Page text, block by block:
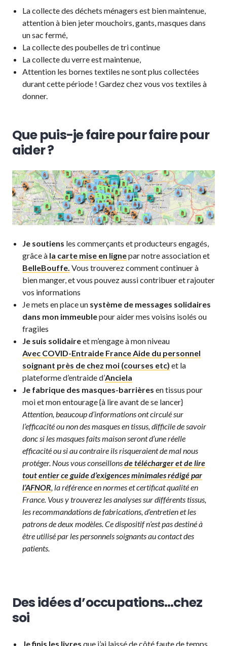
La collecte des déchets ménagers est bien maintenue,
attention à bien jeter mouchoirs, gants, masques dans
un sac fermé,
La collecte des poubelles de tri continue
La collecte du verre est maintenue,
Attention les bornes textiles ne sont plus collectées
durant cette période ! Gardez chez vous vos textiles à
donner.
Que puis-je faire pour faire pour
aider ?
Je soutiens les commerçants et producteurs engagés,
grâce à la carte mise en lignepar notre association et
BelleBouffe. Vous trouverez comment continuer à
bien manger, et vous pouvez aussi contribuer et rajouter
vos informations
Je mets en place un système de messages solidaires
dans mon immeublepour aider mes voisins isolés ou
fragiles
Je suis solidaireet m’engage à mon niveau
Avec COVID-Entraide France Aide du personnel
soignant près de chez moi (courses etc) et la
plateforme d’entraide d’Anciela
Je fabrique des masques-barrières en tissus pour
moi et mon entourage {à lire avant de se lancer}
Attention, beaucoup d’informations ont circulé sur
l’efficacité ou non des masques en tissus, difficile de savoir
donc si les masques faits maison seront d’une réelle
efficacité ou si au contraire ils risqueraient de mal nous
protéger. Nous vous conseillonsde télécharger et de lire
tout entier ce guide d’exigences minimales rédigé par
l’AFNOR, la référence en normes et certificat qualité en
France. Vous y trouverez les analyses sur différents tissus,
les recommandations de fabrications, d’entretien et les
patrons de deux modèles. Ce dispositif n’est pas destiné à
être utilisé par les personnels soignants au contact des
patients.
Des idées d’occupations…chez
soi
Je finis les livres que j’ai laissé de côté faute de temps